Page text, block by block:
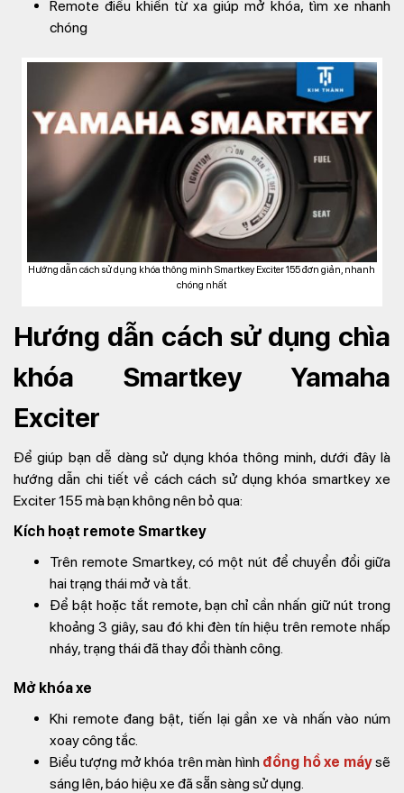
Remote điều khiển từ xa giúp mở khóa, tìm xe nhanh
chóng
Hướng dẫn cách sử dụng khóa thông minh Smartkey Exciter 155 đơn giản, nhanh
chóng nhất
Hướng dẫn cách sử dụng chìa
khóa Smartkey Yamaha
Exciter
Để giúp bạn dễ dàng sử dụng khóa thông minh, dưới đây là
hướng dẫn chi tiết về cách cách sử dụng khóa smartkey xe
Exciter 155 mà bạn không nên bỏ qua:
Kích hoạt remote Smartkey
Trên remote Smartkey, có một nút để chuyển đổi giữa
hai trạng thái mở và tắt.
Để bật hoặc tắt remote, bạn chỉ cần nhấn giữ nút trong
khoảng 3 giây, sau đó khi đèn tín hiệu trên remote nhấp
nháy, trạng thái đã thay đổi thành công.
Mở khóa xe
Khi remote đang bật, tiến lại gần xe và nhấn vào núm
xoay công tắc.
Biểu tượng mở khóa trên màn hình đồng hồ xe máysẽ
sáng lên, báo hiệu xe đã sẵn sàng sử dụng.